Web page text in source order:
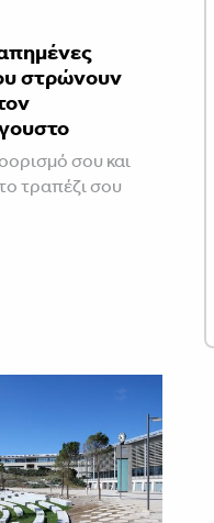
στρώνουν
σου και
τραπέζι σου